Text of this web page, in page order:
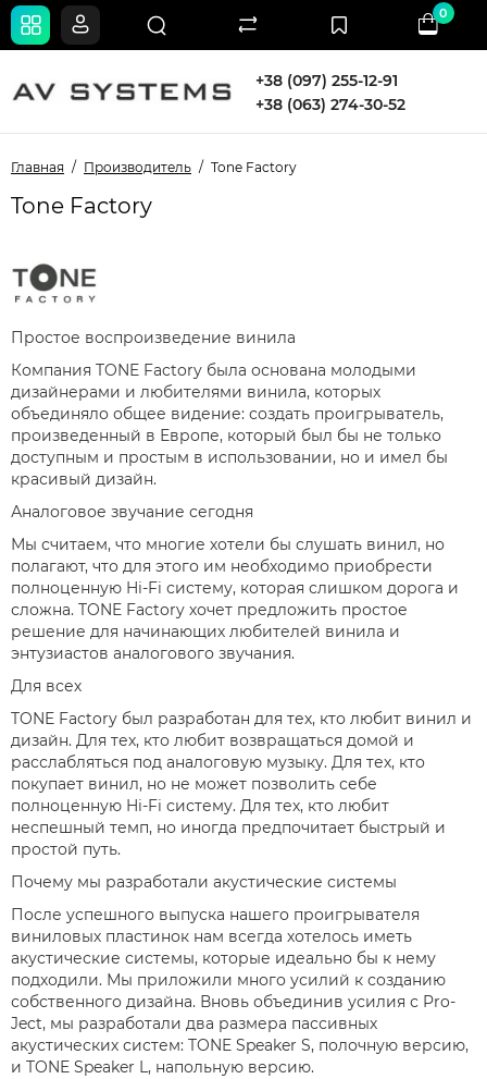
+38 (097) 255-12-91
+38 (063) 274-30-52
0
Главная Производитель Tone Factory
Tone Factory
Простое воспроизведение винила
Компания TONE Factory была основана молодыми
дизайнерами и любителями винила, которых
объединяло общее видение: создать проигрыватель,
произведенный в Европе, который был бы не только
доступным и простым в использовании, но и имел бы
красивый дизайн.
Аналоговое звучание сегодня
Мы считаем, что многие хотели бы слушать винил, но
полагают, что для этого им необходимо приобрести
полноценную Hi-Fi систему, которая слишком дорога и
сложна. TONE Factory хочет предложить простое
решение для начинающих любителей винила и
энтузиастов аналогового звучания.
Для всех
TONE Factory был разработан для тех, кто любит винил и
дизайн. Для тех, кто любит возвращаться домой и
расслабляться под аналоговую музыку. Для тех, кто
покупает винил, но не может позволить себе
полноценную Hi-Fi систему. Для тех, кто любит
неспешный темп, но иногда предпочитает быстрый и
простой путь.
Почему мы разработали акустические системы
После успешного выпуска нашего проигрывателя
виниловых пластинок нам всегда хотелось иметь
акустические системы, которые идеально бы к нему
подходили. Мы приложили много усилий к созданию
собственного дизайна. Вновь объединив усилия с Pro-
Ject, мы разработали два размера пассивных
акустических систем: TONE Speaker S, полочную версию,
и TONE Speaker L, напольную версию.